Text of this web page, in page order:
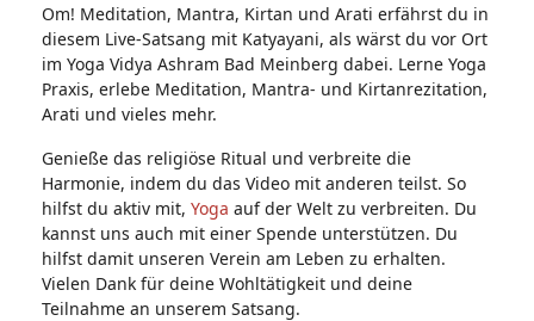
s:
Om! Meditation, Mantra, Kirtan und Arati erfährst du in
diesem Live-Satsang mit Katyayani, als wärst du vor Ort
im Yoga Vidya Ashram Bad Meinberg dabei. Lerne Yoga
Praxis, erlebe Meditation, Mantra- und Kirtanrezitation,
Arati und vieles mehr.
Genieße das religiöse Ritual und verbreite die
Harmonie, indem du das Video mit anderen teilst. So
hilfst du aktiv mit, Yoga auf der Welt zu verbreiten. Du
kannst uns auch mit einer Spende unterstützen. Du
hilfst damit unseren Verein am Leben zu erhalten.
Vielen Dank für deine Wohltätigkeit und deine
Teilnahme an unserem Satsang.